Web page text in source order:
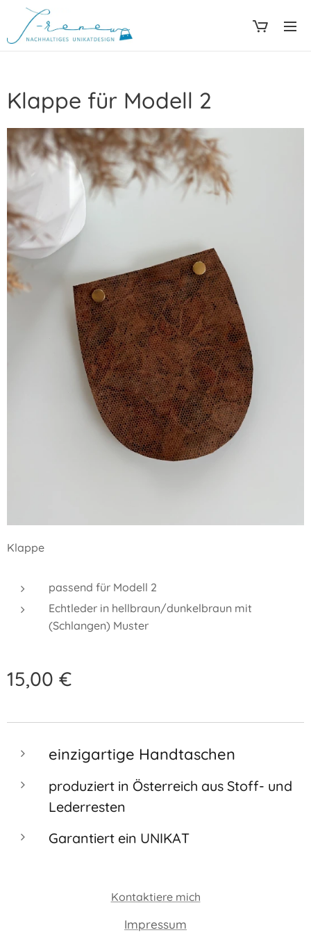
Klappe für Modell 2
Klappe
passend für Modell 2
Echtleder in hellbraun/dunkelbraun mit
(Schlangen) Muster
15,00 €
einzigartige Handtaschen
produziert in Österreich aus Stoff- und
Lederresten
Garantiert ein UNIKAT
Kontaktiere mich
Impressum